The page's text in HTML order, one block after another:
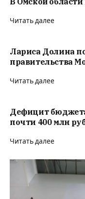
Читать далее
Лариса Долина
правительства
Читать далее
Дефицит
почти 400 млн
Читать далее